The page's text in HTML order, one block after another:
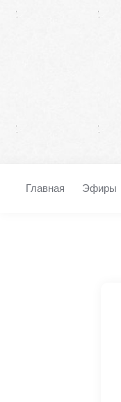
Главная Эфиры